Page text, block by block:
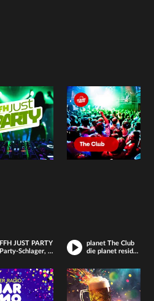
FFH JUST PARTY
Party-Schlager, Feten-Kracher und die coolsten Dance-Floor-Hits
planet The Club
die planet resident djs mixen hip hop, mash up, house & dance.